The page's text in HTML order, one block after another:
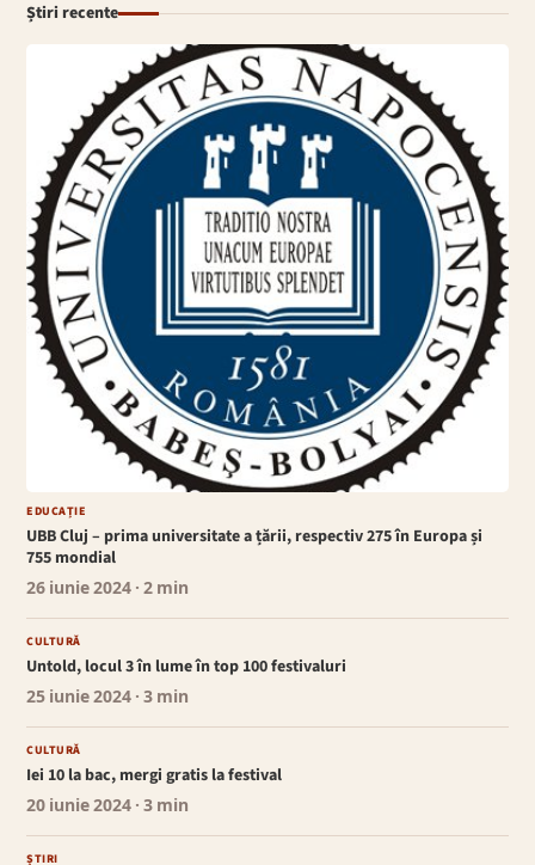
Știri recente
EDUCAȚIE
UBB Cluj – prima universitate a țării, respectiv 275 în Europa și
755 mondial
26 iunie 2024 · 2 min
CULTURĂ
Untold, locul 3 în lume în top 100 festivaluri
25 iunie 2024 · 3 min
CULTURĂ
Iei 10 la bac, mergi gratis la festival
20 iunie 2024 · 3 min
ȘTIRI